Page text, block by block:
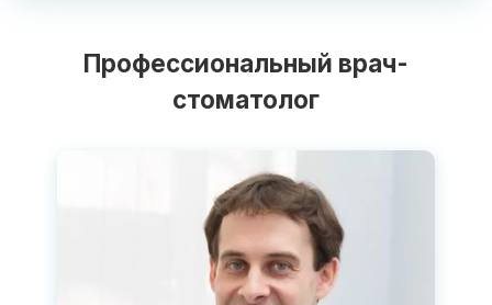
Профессиональный врач-
стоматолог